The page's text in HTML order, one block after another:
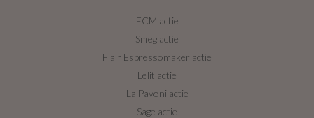
ECM actie
Smeg actie
Flair Espressomaker actie
Lelit actie
La Pavoni actie
Sage actie